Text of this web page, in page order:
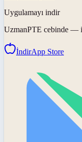
Uygulamayı indir
UzmanPTE cebinde —
İndirApp Store